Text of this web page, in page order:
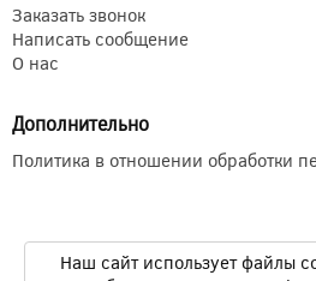
Заказать звонок
Написать сообщение
О нас
Дополнительно
Политика в отношении обработки
Наш сайт использует файлы